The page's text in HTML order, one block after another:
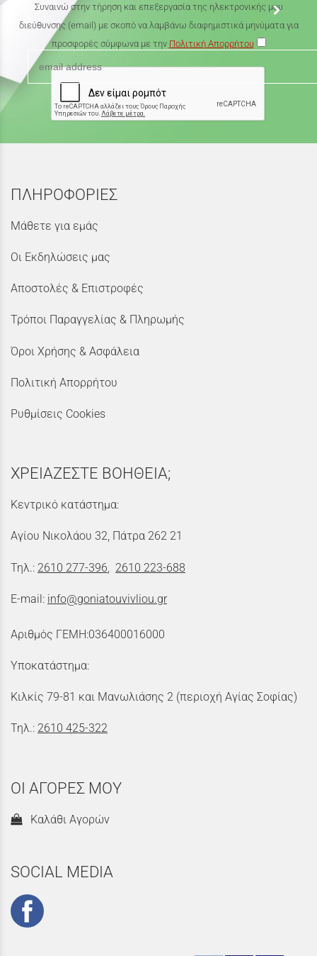
Συναινώ στην τήρηση και επεξεργασία της ηλεκτρονικής μου
διεύθυνσης (email) με σκοπό να λαμβάνω διαφημιστικά μηνύματα για
προσφορές σύμφωνα με την Πολιτική Απορρήτου
ΠΛΗΡΟΦΟΡΙΕΣ
Μάθετε για εμάς
Οι Εκδηλώσεις μας
Αποστολές & Επιστροφές
Τρόποι Παραγγελίας & Πληρωμής
Όροι Χρήσης & Ασφάλεια
Πολιτική Απορρήτου
Ρυθμίσεις Cookies
ΧΡΕΙΑΖΕΣΤΕ ΒΟΗΘΕΙΑ;
Κεντρικό κατάστημα:
Αγίου Νικολάου 32, Πάτρα 262 21
Τηλ.: 2610 277-396 2610 223-688
E-mail: info@goniatouvivliou.gr
Αριθμός ΓΕΜΗ:036400016000
Υποκατάστημα:
Κιλκίς 79-81 και Μανωλιάσης 2 (περιοχή Αγίας Σοφίας)
Τηλ.: 2610 425-322
ΟΙ ΑΓΟΡΕΣ ΜΟΥ
Καλάθι Αγορών
SOCIAL MEDIA